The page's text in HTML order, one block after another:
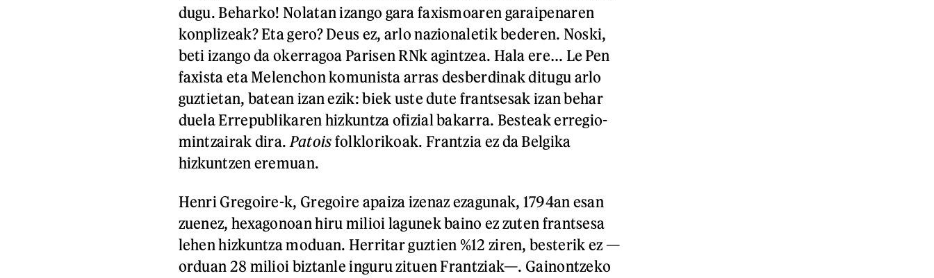
dugu. Beharko! Nolatan izango gara faxismoaren garaipenaren
konplizeak? Eta gero? Deus ez, arlo nazionaletik bederen. Noski,
beti izango da okerragoa Parisen RNk agintzea. Hala ere… Le Pen
faxista eta Melenchon komunista arras desberdinak ditugu arlo
guztietan, batean izan ezik: biek uste dute frantsesak izan behar
duela Errepublikaren hizkuntza ofizial bakarra. Besteak erregio-
mintzairak dira. Patois folklorikoak. Frantzia ez da Belgika
hizkuntzen eremuan.
Henri Gregoire-k, Gregoire apaiza izenaz ezagunak, 1794an esan
zuenez, hexagonoan hiru milioi lagunek baino ez zuten frantsesa
lehen hizkuntza moduan. Herritar guztien %12 ziren, besterik ez —
orduan 28 milioi biztanle inguru zituen Frantziak—. Gainontzeko